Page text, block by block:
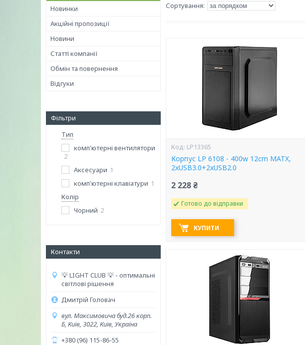
Новинки
Акційні пропозиції
Новини
Статті компанії
Обмін та повернення
Відгуки
Фільтри
Тип
комп'ютерні вентилятори
2
Аксесуари 1
комп'ютерні клавіатури 1
Колір
Чорний 2
Контакти
💡 LIGHT CLUB 💡 - оптимальні
світлові рішення
Дмитрій Головач
вул. Максимовича буд.26 корп.
Б, Київ, 3022, Київ, Україна
+380 (96) 115-86-55
LP13365
Корпус LP 6108 - 400w 12cm MATX,
2xUSB3.0+2xUSB2.0
2 228 ₴
Готово до відправки
КУПИТИ